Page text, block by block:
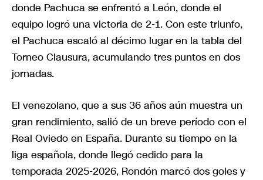
donde Pachuca se enfrentó a León, donde el
equipo logró una victoria de 2-1. Con este triunfo,
el Pachuca escaló al décimo lugar en la tabla del
Torneo Clausura, acumulando tres puntos en dos
jornadas.
El venezolano, que a sus 36 años aún muestra un
gran rendimiento, salió de un breve período con el
Real Oviedo en España. Durante su tiempo en la
liga española, donde llegó cedido para la
temporada 2025-2026, Rondón marcó dos goles y